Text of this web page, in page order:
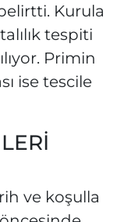
Kurula
tespiti
Primin
ise tescile
ve koşulla